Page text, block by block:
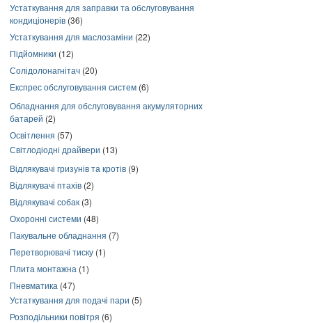
Устаткування для заправки та обслуговування
кондиціонерів (36)
Устаткування для маслозаміни (22)
Підйомники (12)
Солідолонагнітач (20)
Експрес обслуговування систем (6)
Обладнання для обслуговування акумуляторних
батарей (2)
Освітлення (57)
Світлодіодні драйвери (13)
Відлякувачі гризунів та кротів (9)
Відлякувачі птахів (2)
Відлякувачі собак (3)
Охоронні системи (48)
Пакувальне обладнання (7)
Перетворювачі тиску (1)
Плита монтажна (1)
Пневматика (47)
Устаткування для подачі пари (5)
Розподільники повітря (6)